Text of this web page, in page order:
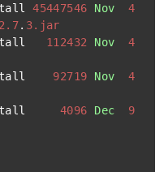
45447546 Nov
4
2.7. 3.jar
112432 Nov
4
92719 Nov
4
4096 Dec
9